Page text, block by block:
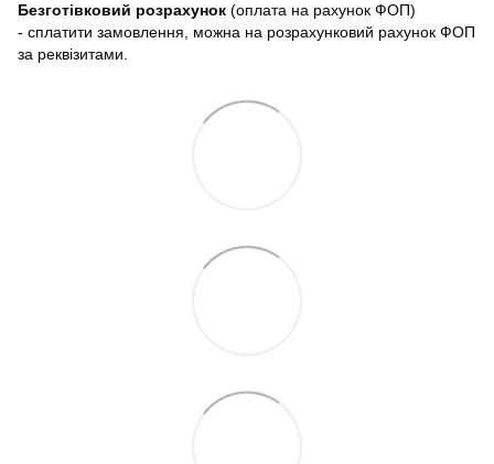
Безготівковий розрахунок (оплата на рахунок ФОП)
- сплатити замовлення, можна на розрахунковий рахунок ФОП
за реквізитами.